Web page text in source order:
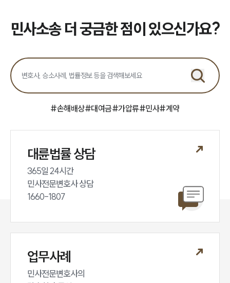
민사소송 더 궁금한 점이 있으신가요?
#손해배상#대여금#가압류#민사#계약
대륜법률 상담
365일 24시간
민사전문변호사 상담
1660-1807
업무사례
민사전문변호사의